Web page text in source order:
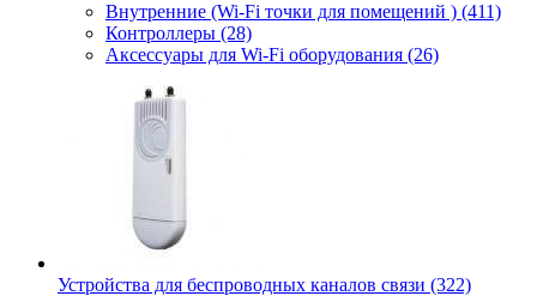
Внутренние (Wi-Fi точки для помещений ) (411)
Контроллеры (28)
Аксессуары для Wi-Fi оборудования (26)
Устройства для беспроводных каналов связи (322)